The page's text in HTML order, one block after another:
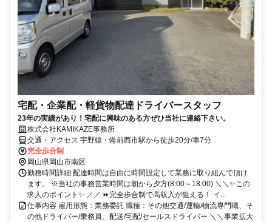
宅配・企業配・軽貨物配達ドライバースタッフ
23年の実績があり！宅配に興味のある方ぜひ当社に連絡下さい。
株式会社KAMIKAZE事務所
交通・アクセス 宇野線・備前西市駅から徒歩20分/車7分
完全歩合制
岡山県岡山市南区
勤務時間詳細 配達時間は自由に時間設定して業務に取り組んで頂け
ます。 ※当社の事務営業時間は朝から夕方(8:00～18:00) ＼＼✨この
求人のポイント✨ ／／ ⏩完全歩合制で高収入が狙える！ イ...
仕事内容 雇用形態：業務委託 職種：その他交通/運輸/物流専門職、そ
の他ドライバー/乗務員、配送/宅配/セールスドライバー ＼＼事業拡大